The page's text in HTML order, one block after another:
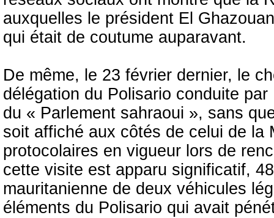
auxquelles le président El
qui était de coutume auparavant.
De même, le 23 février dernier, le
délégation du Polisario conduite
du « Parlement sahraoui », sans
soit affiché aux côtés de celui de la
protocolaires en vigueur lors de
cette visite est apparu significatif,
mauritanienne de deux véhicules
éléments du Polisario qui avait